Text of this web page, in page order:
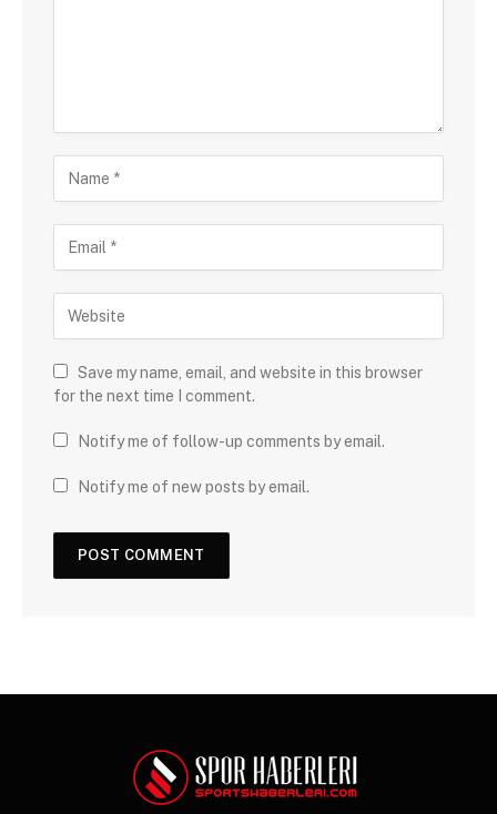
Save my name, email, and website in this browser
for the next time I comment.
Notify me of follow-up comments by email.
Notify me of new posts by email.